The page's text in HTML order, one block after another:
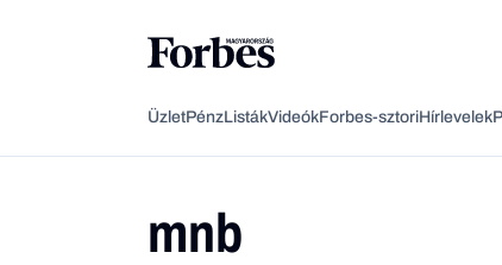
ÜzletPénzListákVideókForbes-sztoriHírlevelek
mnb